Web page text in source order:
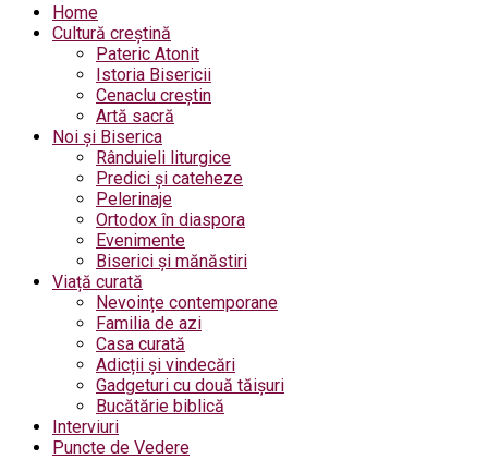
Home
Cultură creștină
Pateric Atonit
Istoria Bisericii
Cenaclu creștin
Artă sacră
Noi și Biserica
Rânduieli liturgice
Predici și cateheze
Pelerinaje
Ortodox în diaspora
Evenimente
Biserici și mănăstiri
Viață curată
Nevoințe contemporane
Familia de azi
Casa curată
Adicții și vindecări
Gadgeturi cu două tăișuri
Bucătărie biblică
Interviuri
Puncte de Vedere